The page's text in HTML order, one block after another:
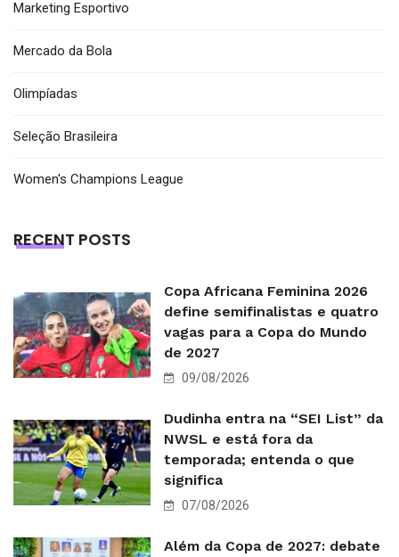
Marketing Esportivo
Mercado da Bola
Olimpíadas
Seleção Brasileira
Women's Champions League
RECENT POSTS
Copa Africana Feminina 2026
define semifinalistas e quatro
vagas para a Copa do Mundo
de 2027
09/08/2026
Dudinha entra na “SEI List” da
NWSL e está fora da
temporada; entenda o que
significa
07/08/2026
Além da Copa de 2027: debate